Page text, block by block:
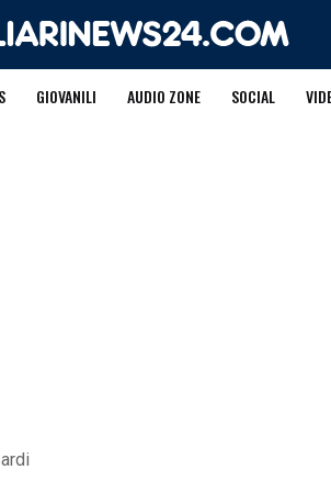
GIOVANILI AUDIO ZONE SOCIAL